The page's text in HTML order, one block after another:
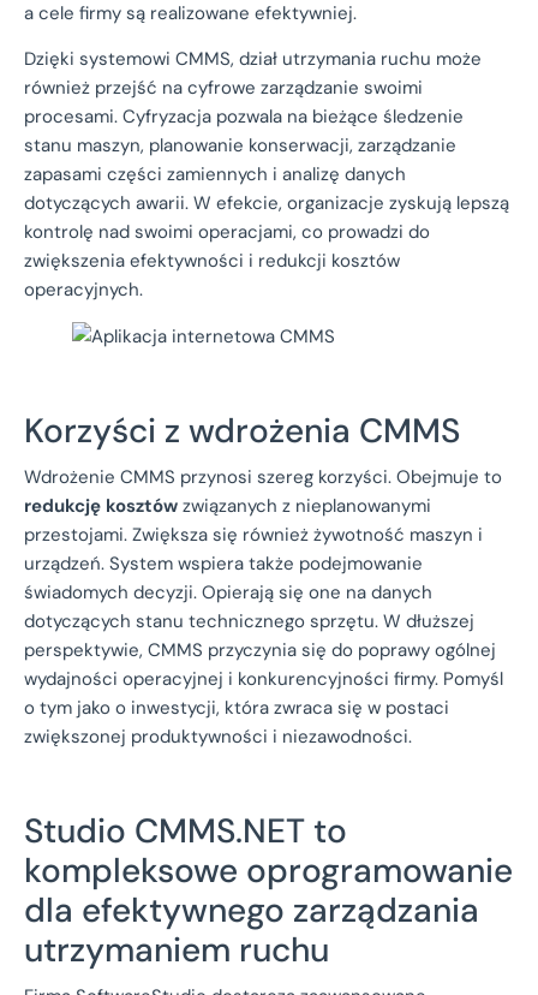
a cele firmy są realizowane efektywniej.
Dzięki systemowi CMMS, dział utrzymania ruchu może
również przejść na cyfrowe zarządzanie swoimi
procesami. Cyfryzacja pozwala na bieżące śledzenie
stanu maszyn, planowanie konserwacji, zarządzanie
zapasami części zamiennych i analizę danych
dotyczących awarii. W efekcie, organizacje zyskują lepszą
kontrolę nad swoimi operacjami, co prowadzi do
zwiększenia efektywności i redukcji kosztów
operacyjnych.
Korzyści z wdrożenia CMMS
Wdrożenie CMMS przynosi szereg korzyści. Obejmuje to
redukcję kosztów związanych z nieplanowanymi
przestojami. Zwiększa się również żywotność maszyn i
urządzeń. System wspiera także podejmowanie
świadomych decyzji. Opierają się one na danych
dotyczących stanu technicznego sprzętu. W dłuższej
perspektywie, CMMS przyczynia się do poprawy ogólnej
wydajności operacyjnej i konkurencyjności firmy. Pomyśl
o tym jako o inwestycji, która zwraca się w postaci
zwiększonej produktywności i niezawodności.
Studio CMMS.NET to
kompleksowe oprogramowanie
dla efektywnego zarządzania
utrzymaniem ruchu